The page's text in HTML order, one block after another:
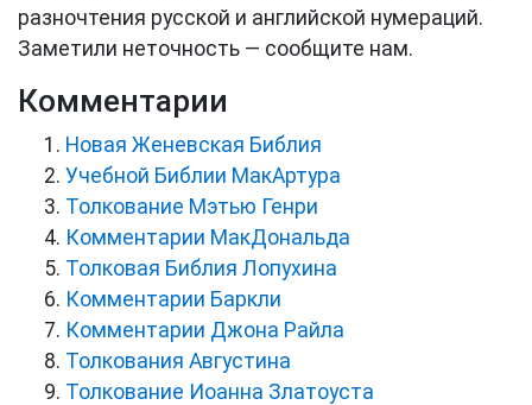
разночтения русской и английской нумераций.
Заметили неточность — сообщите нам.
Комментарии
Новая Женевская Библия
Учебной Библии МакАртура
Толкование Мэтью Генри
Комментарии МакДональда
Толковая Библия Лопухина
Комментарии Баркли
Комментарии Джона Райла
Толкования Августина
Толкование Иоанна Златоуста